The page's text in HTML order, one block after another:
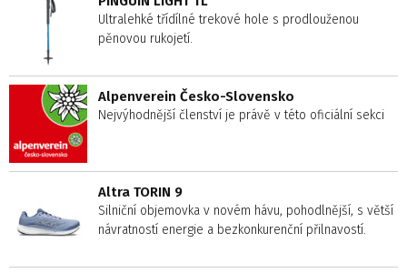
Ultralehké třídílné trekové hole s prodlouženou
pěnovou rukojetí.
Alpenverein Česko-Slovensko
Nejvýhodnější členství je právě v této oficiální sekci
Altra TORIN 9
Silniční objemovka v novém hávu, pohodlnější, s větší
návratností energie a bezkonkurenční přilnavostí.